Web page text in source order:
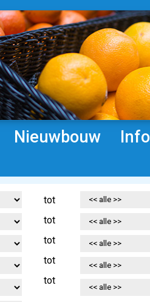
Nieuwbouw
tot
tot
tot
tot
tot